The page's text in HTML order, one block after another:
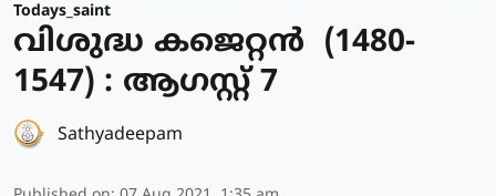
Todays_saint
വിശുദ്ധ കജെറ്റന്‍ (1480-
1547) : ആഗസ്റ്റ് 7
Sathyadeepam